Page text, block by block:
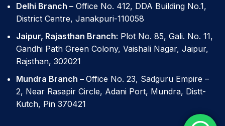
Delhi Branch – Office No. 412, DDA Building No.1,
District Centre, Janakpuri-110058
Jaipur, Rajasthan Branch: Plot No. 85, Gali. No. 11,
Gandhi Path Green Colony, Vaishali Nagar, Jaipur,
Rajsthan, 302021
Mundra Branch – Office No. 23, Sadguru Empire –
2, Near Rasapir Circle, Adani Port, Mundra, Distt-
Kutch, Pin 370421